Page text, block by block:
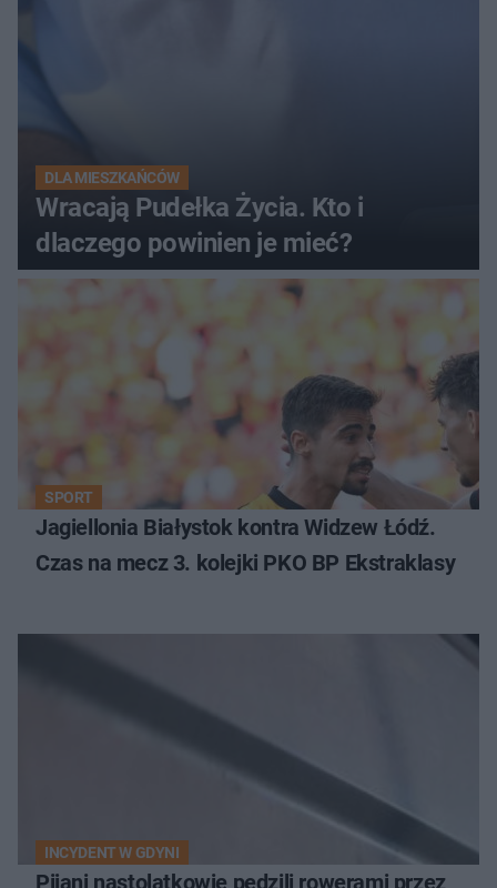
DLA MIESZKAŃCÓW
Wracają Pudełka Życia. Kto i
dlaczego powinien je mieć?
SPORT
Jagiellonia Białystok kontra Widzew Łódź.
Czas na mecz 3. kolejki PKO BP Ekstraklasy
INCYDENT W GDYNI
Pijani nastolatkowie pędzili rowerami przez